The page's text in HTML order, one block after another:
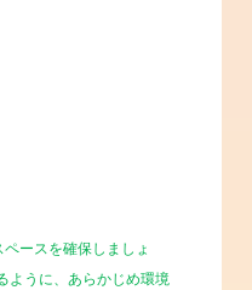
ースを確保しましょ
ように、あらかじめ環境